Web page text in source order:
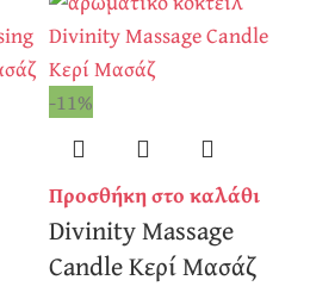
-11%
Προσθήκη στο καλάθι
Divinity Massage
Candle Κερί Μασάζ